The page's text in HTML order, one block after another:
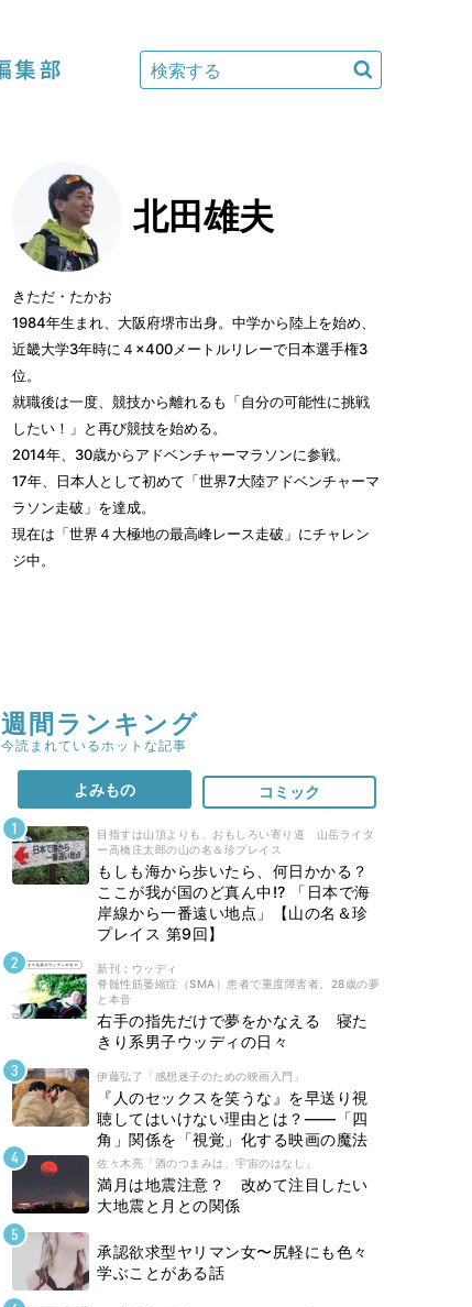
北田雄夫
きただ・たかお
1984年生まれ、大阪府堺市出身。中学から陸上を始め、
近畿大学3年時に４×400メートルリレーで日本選手権3
位。
就職後は一度、競技から離れるも「自分の可能性に挑戦
したい！」と再び競技を始める。
2014年、30歳からアドベンチャーマラソンに参戦。
17年、日本人として初めて「世界7大陸アドベンチャーマ
ラソン走破」を達成。
現在は「世界４大極地の最高峰レース走破」にチャレン
ジ中。
週間ランキング
今読まれているホットな記事
よみもの コミック
目指すは山頂よりも、おもしろい寄り道 山岳ライタ
ー高橋庄太郎の山の名＆珍プレイス
もしも海から歩いたら、何日かかる？
ここが我が国のど真ん中!? 「日本で海
岸線から一番遠い地点」【山の名＆珍
プレイス 第9回】
新刊 : ウッディ
脊髄性筋萎縮症（SMA）患者で重度障害者。28歳の夢
と本音
右手の指先だけで夢をかなえる 寝た
きり系男子ウッディの日々
伊藤弘了「感想迷子のための映画入門」
『人のセックスを笑うな』を早送り視
聴してはいけない理由とは？――「四
角」関係を「視覚」化する映画の魔法
佐々木亮「酒のつまみは、宇宙のはなし」
満月は地震注意？ 改めて注目したい
大地震と月との関係
承認欲求型ヤリマン女〜尻軽にも色々
学ぶことがある話